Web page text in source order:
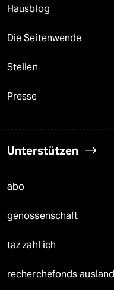
Hausblog
Die Seitenwende
Stellen
Presse
Unterstützen
abo
genossenschaft
taz zahl ich
recherchefonds ausland